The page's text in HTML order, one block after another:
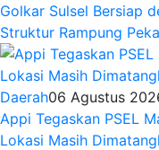
Golkar Sulsel Bersiap
Struktur Rampung
Daerah06 Agustus
Appi Tegaskan PSEL
Lokasi Masih